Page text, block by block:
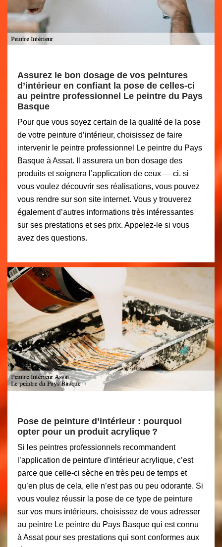
Assurez le bon dosage de vos peintures
d’intérieur en confiant la pose de celles-ci
au peintre professionnel Le peintre du Pays
Basque
Pour que vous soyez certain de la qualité de la pose
de votre peinture d’intérieur, choisissez de faire
intervenir le peintre professionnel Le peintre du Pays
Basque à Assat. Il assurera un bon dosage des
produits et soignera l’application de ceux — ci. si
vous voulez découvrir ses réalisations, vous pouvez
vous rendre sur son site internet. Vous y trouverez
également d’autres informations très intéressantes
sur ses prestations et ses prix. Appelez-le si vous
avez des questions.
Pose de peinture d’intérieur : pourquoi
opter pour un produit acrylique ?
Si les peintres professionnels recommandent
l’application de peinture d’intérieur acrylique, c’est
parce que celle-ci sèche en très peu de temps et
qu’en plus de cela, elle n’est pas ou peu odorante. Si
vous voulez réussir la pose de ce type de peinture
sur vos murs intérieurs, choisissez de vous adresser
au peintre Le peintre du Pays Basque qui est connu
à Assat pour ses prestations qui sont conformes aux